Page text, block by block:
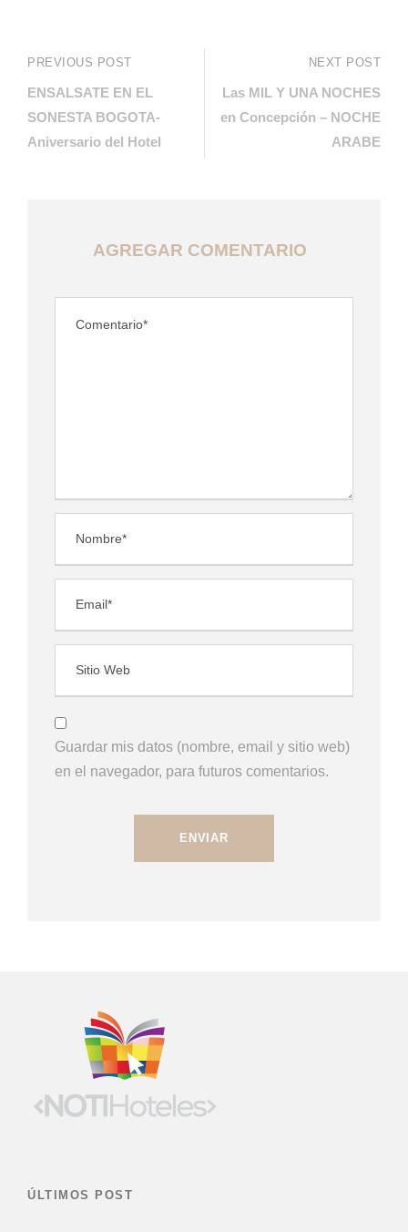
PREVIOUS POST
ENSALSATE EN EL
SONESTA BOGOTA-
Aniversario del Hotel
NEXT POST
Las MIL Y UNA NOCHES
en Concepción – NOCHE
ARABE
AGREGAR COMENTARIO
Guardar mis datos (nombre, email y sitio web)
en el navegador, para futuros comentarios.
ÚLTIMOS POST